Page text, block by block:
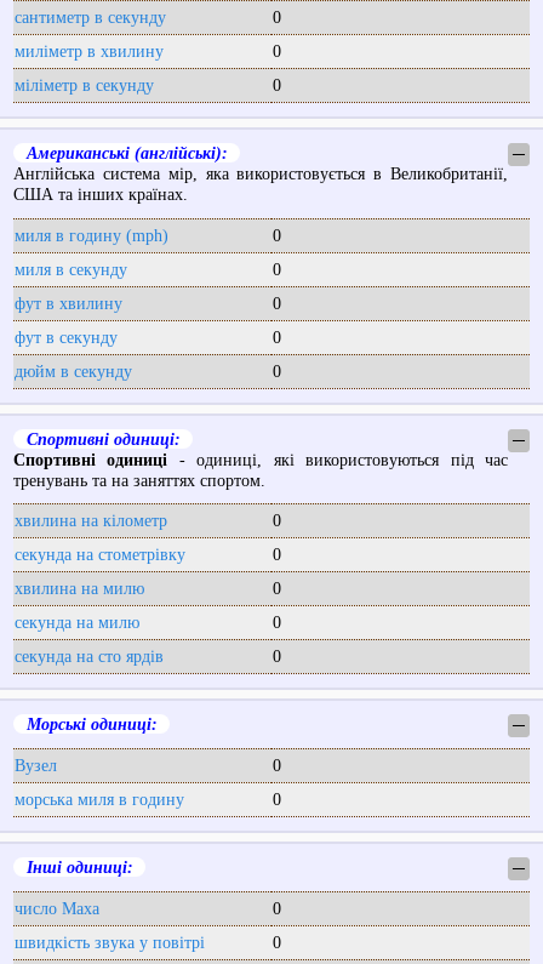
сантиметр в секунду
0
миліметр в хвилину
0
міліметр в секунду
0
Американські (англійські):
─
Англійська система мір, яка використовується в Великобританії,
США та інших країнах.
миля в годину (mph)
0
миля в секунду
0
фут в хвилину
0
фут в секунду
0
дюйм в секунду
0
Спортивні одиниці:
─
Спортивні одиниці - одиниці, які використовуються під час
тренувань та на заняттях спортом.
хвилина на кілометр
0
секунда на стометрівку
0
хвилина на милю
0
секунда на милю
0
секунда на сто ярдів
0
Морські одиниці: ─
Вузел
0
морська миля в годину
0
Інші одиниці: ─
число Маха
0
швидкість звука у повітрі
0